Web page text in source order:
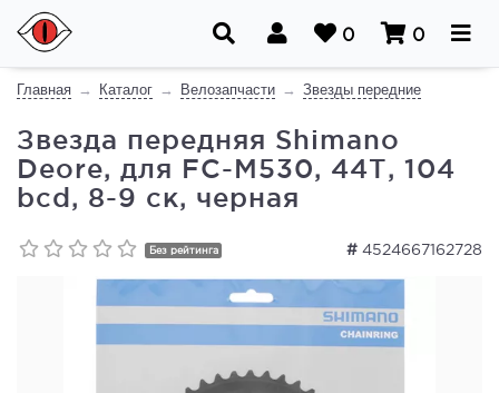
0 0
Главная Каталог Велозапчасти Звезды передние
Звезда передняя Shimano
Deore, для FC-M530, 44Т, 104
bcd, 8-9 ск, черная
# 4524667162728
Без рейтинга